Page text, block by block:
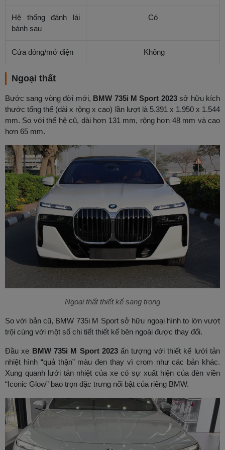
Hệ thống đánh lái
bánh sau
Có
Cửa đóng/mở điện Không
Ngoại thất
Bước sang vòng đời mới, BMW 735i M Sport 2023sở hữu kích
thước tổng thể (dài x rộng x cao) lần lượt là 5.391 x 1.950 x 1.544
mm. So với thế hệ cũ, dài hơn 131 mm, rộng hơn 48 mm và cao
hơn 65 mm.
Ngoại thất thiết kế sang trọng
So với bản cũ, BMW 735i M Sport sở hữu ngoại hình to lớn vượt
trội cùng với một số chi tiết thiết kế bên ngoài được thay đổi.
Đầu xe BMW 735i M Sport 2023ấn tượng với thiết kế lưới tản
nhiệt hình “quả thận” màu đen thay vì crom như các bản khác.
Xung quanh lưới tản nhiệt của xe có sự xuất hiện của đèn viền
“Iconic Glow” bao trọn đặc trưng nổi bật của riêng BMW.